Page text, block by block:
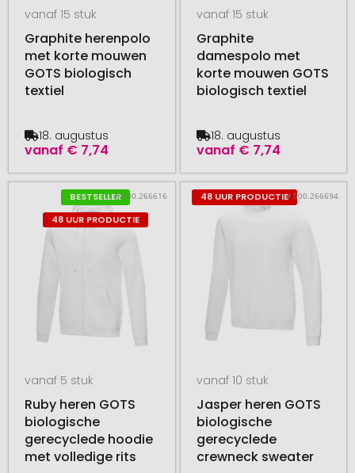
vanaf 15 stuk
Graphite herenpolo
met korte mouwen
GOTS biologisch
textiel
vanaf € 7,74
18. augustus
vanaf 15 stuk
Graphite
damespolo met
korte mouwen GOTS
biologisch textiel
vanaf € 7,74
18. augustus
BESTSELLER
48 UUR PRODUCTIE
# 500.266616
vanaf 5 stuk
Ruby heren GOTS
biologische
gerecyclede hoodie
met volledige rits
48 UUR PRODUCTIE# 500.266694
vanaf 10 stuk
Jasper heren GOTS
biologische
gerecyclede
crewneck sweater